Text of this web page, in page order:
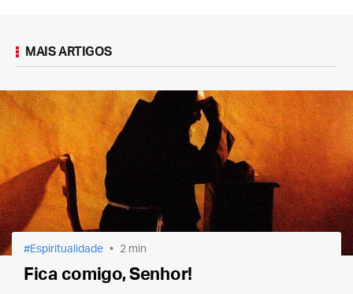
MAIS ARTIGOS
Espiritualidade 2 min
Fica comigo, Senhor!